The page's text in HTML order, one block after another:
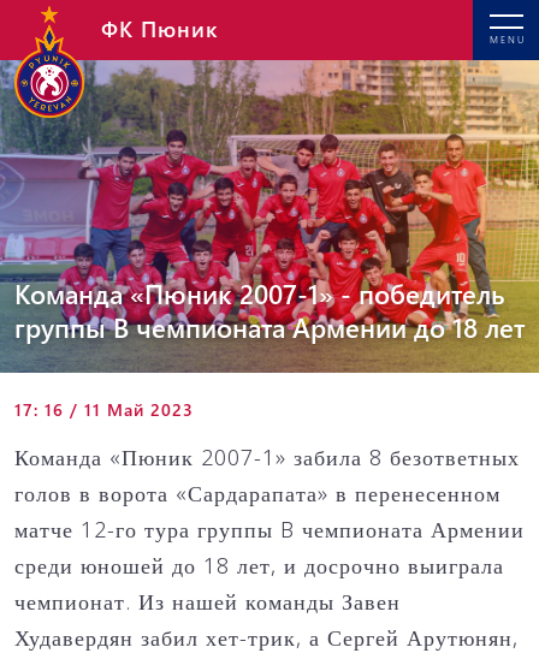
MENU
ФК Пюник
Команда «Пюник 2007-1» - победитель
группы B чемпионата Армении до 18 лет
17: 16 / 11 Май 2023
Команда «Пюник 2007-1» забила 8 безответных
голов в ворота «Сардарапата» в перенесенном
матче 12-го тура группы B чемпионата Армении
среди юношей до 18 лет, и досрочно выиграла
чемпионат. Из нашей команды Завен
Худавердян забил хет-трик, а Сергей Арутюнян,